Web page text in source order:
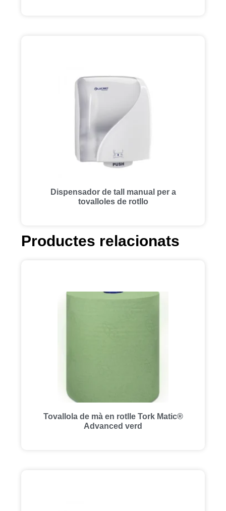
Dispensador de tall manual per a
tovalloles de rotllo
Productes relacionats
Tovallola de mà en rotlle Tork Matic®
Advanced verd